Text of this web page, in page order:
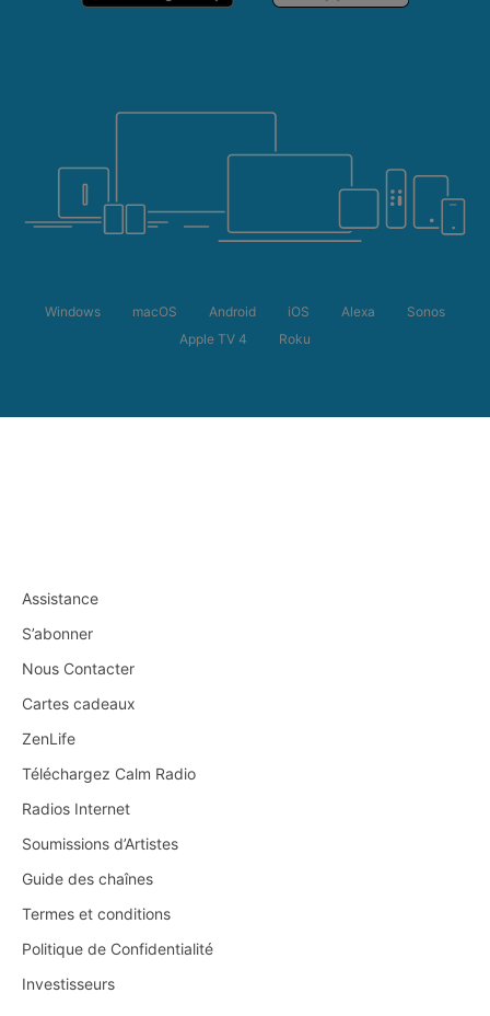
Windows macOS Android iOS Alexa
Sonos
Apple TV 4
Roku
Assistance
S’abonner
Nous Contacter
Cartes cadeaux
ZenLife
Téléchargez Calm Radio
Radios Internet
Soumissions d’Artistes
Guide des chaînes
Termes et conditions
Politique de Confidentialité
Investisseurs